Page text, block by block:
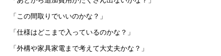
「この間取りでいいのかな？」
「仕様はどこまで入っているのかな？」
「外構や家具家電まで考えて大丈夫かな？」